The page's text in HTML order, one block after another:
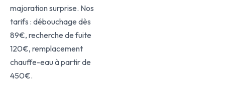
majoration surprise. Nos
tarifs : débouchage dès
89€, recherche de fuite
120€, remplacement
chauffe-eau à partir de
450€.